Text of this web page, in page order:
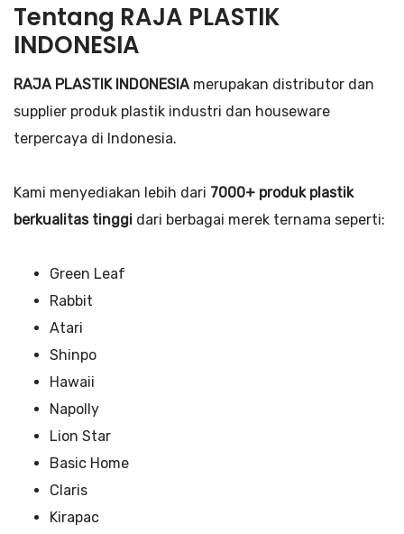
Tentang RAJA PLASTIK
INDONESIA
RAJA PLASTIK INDONESIA merupakan distributor dan
supplier produk plastik industri dan houseware
terpercaya di Indonesia.
Kami menyediakan lebih dari 7000+ produk plastik
berkualitas tinggi dari berbagai merek ternama seperti:
Green Leaf
Rabbit
Atari
Shinpo
Hawaii
Napolly
Lion Star
Basic Home
Claris
Kirapac